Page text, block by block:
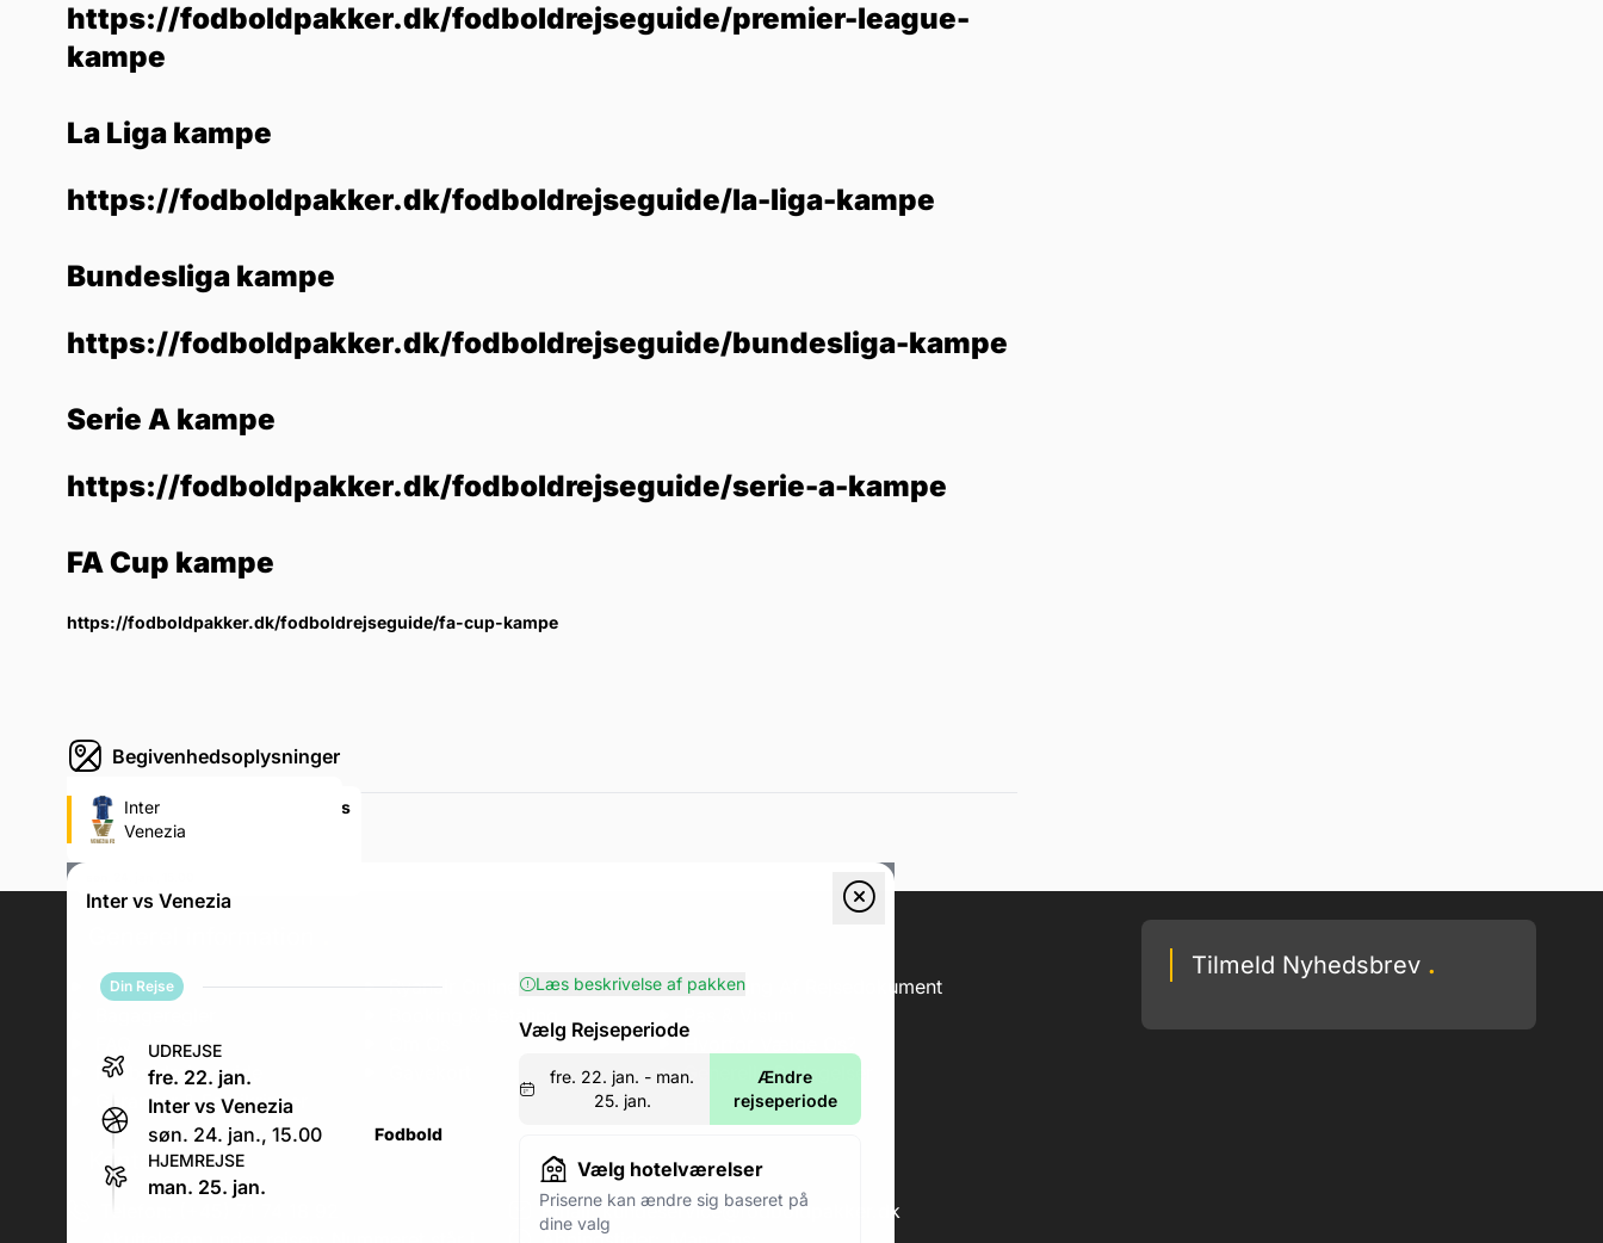
https://fodboldpakker.dk/fodboldrejseguide/premier-league-
kampe
La Liga kampe
https://fodboldpakker.dk/fodboldrejseguide/la-liga-kampe
Bundesliga kampe
https://fodboldpakker.dk/fodboldrejseguide/bundesliga-kampe
Serie A kampe
https://fodboldpakker.dk/fodboldrejseguide/serie-a-kampe
FA Cup kampe
https://fodboldpakker.dk/fodboldrejseguide/fa-cup-kampe
Begivenhedsoplysninger
Stadio Giuseppe Meazza (Inter's
fodboldstadion)
Inter
Venezia
Inter vs Venezia
Din Rejse
UDREJSE
fre. 22. jan.
Inter vs Venezia
søn. 24. jan., 15.00
Fodbold
HJEMREJSE
man. 25. jan.
Læs beskrivelse af pakken
Vælg Rejseperiode
fre. 22. jan. - man.
25. jan.
Ændre
rejseperiode
Vælg hotelværelser
Priserne kan ændre sig baseret på
dine valg
Erhverv Ryanair Online Verification
Forklaring Af Rejsedokument
Hvorfor Vælge Os?
Fodboldrejseguide
Generelle Betingelser
Garantier & Forsikringer
Kontakt os.
Email: kundeservice@fodboldpakker.dk
Tilmeld Nyhedsbrev .